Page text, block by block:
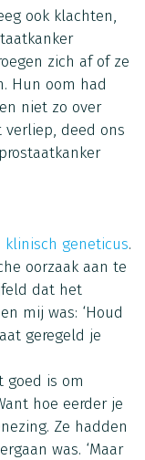
ook klachten,
zich af of ze
Hun oom had
niet zo over
verliep, deed ons
klinisch geneticus.
oorzaak aan te
dat het
mij was: ‘Houd
geregeld je
goed is om
hoe eerder je
Ze hadden
was. ‘Maar